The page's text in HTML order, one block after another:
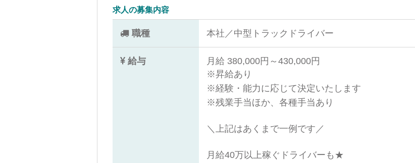
求人の募集内容
職種 本社／中型トラックドライバー
給与
月給 380,000円～430,000円
※昇給あり
※経験・能力に応じて決定いたします
※残業手当ほか、各種手当あり
＼上記はあくまで一例です／
月給40万以上稼ぐドライバーも★